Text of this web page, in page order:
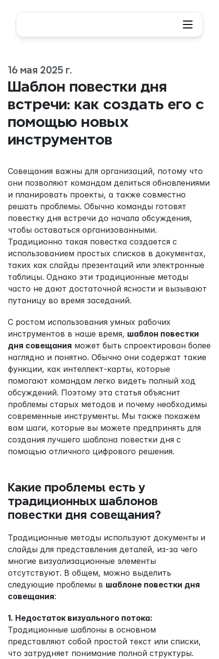
16 мая 2025 г.
Шаблон повестки дня
встречи: как создать его с
помощью новых
инструментов
Совещания важны для организаций, потому что
они позволяют командам делиться обновлениями
и планировать проекты, а также совместно
решать проблемы. Обычно команды готовят
повестку дня встречи до начала обсуждения,
чтобы оставаться организованными.
Традиционно такая повестка создается с
использованием простых списков в документах,
таких как слайды презентаций или электронные
таблицы. Однако эти традиционные методы
часто не дают достаточной ясности и вызывают
путаницу во время заседаний.
С ростом использования умных рабочих
инструментов в наше время, шаблон повестки
дня совещания может быть спроектирован более
наглядно и понятно. Обычно они содержат такие
функции, как интеллект-карты, которые
помогают командам легко видеть полный ход
обсуждений. Поэтому эта статья объяснит
проблемы старых методов и почему необходимы
современные инструменты. Мы также покажем
вам шаги, которые вы можете предпринять для
создания лучшего шаблона повестки дня с
помощью отличного цифрового решения.
Какие проблемы есть у
традиционных шаблонов
повестки дня совещания?
Традиционные методы используют документы и
слайды для представления деталей, из-за чего
многие визуализационные элементы
отсутствуют. В общем, можно выделить
следующие проблемы в шаблоне повестки дня
совещания:
1. Недостаток визуального потока:
Традиционные шаблоны в основном
представляют собой простой текст или списки,
что затрудняет понимание полной структуры.